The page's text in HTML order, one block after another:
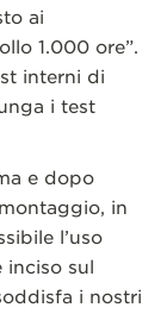
ai
1.000 ore”.
interni di
i test
e dopo
in
l’uso
inciso sul
i nostri